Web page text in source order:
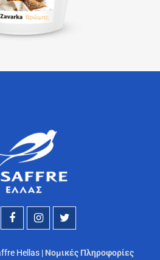
Hellas | Νομικές Πληροφορίες